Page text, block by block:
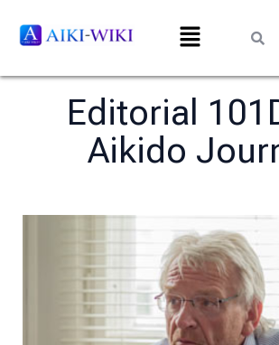
Editorial
Aikido